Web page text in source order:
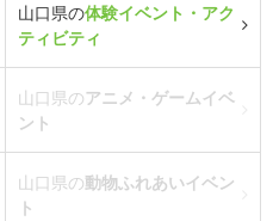
山口県の体験イベント・アク
ティビティ
山口県のアニメ・ゲームイベ
ント
山口県の動物ふれあいイベン
ト